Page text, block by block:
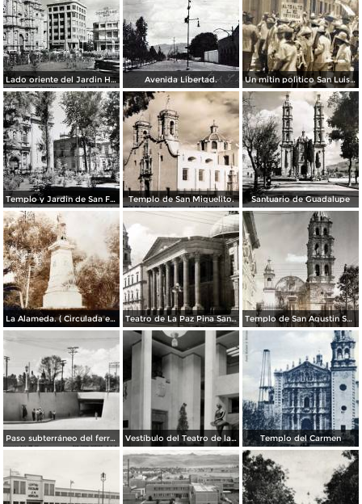
Lado oriente del Jardin Hidalgo. ( Circulada el 12 de Julio de 1957 ). Avenida Libertad. Un mitin politico San Luis Potosí 8 de Mayo de 1921
Templo y Jardin de San Francisco. Templo de San Miguelito. Santuario de Guadalupe
La Alameda. ( Circulada el 11 de Septiembre de 1923 ). Teatro de La Paz Pina San Luis Potosí. Templo de San Agustin San Luis Potosí
Paso subterráneo del ferrocarril Vestíbulo del Teatro de la Paz Templo del Carmen